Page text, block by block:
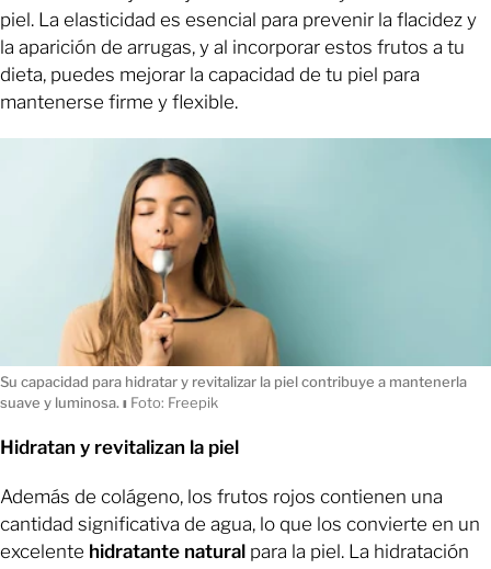
piel. La elasticidad es esencial para prevenir la flacidez y
la aparición de arrugas, y al incorporar estos frutos a tu
dieta, puedes mejorar la capacidad de tu piel para
mantenerse firme y flexible.
Su capacidad para hidratar y revitalizar la piel contribuye a mantenerla
suave y luminosa. ı Foto: Freepik
Hidratan y revitalizan la piel
Además de colágeno, los frutos rojos contienen una
cantidad significativa de agua, lo que los convierte en un
excelente hidratante natural para la piel. La hidratación